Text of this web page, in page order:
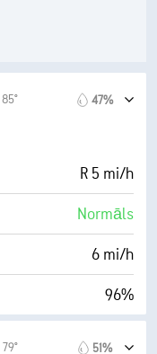
14700 ft
47%
R 5 mi/h
Normāls
6 mi/h
96%
51%